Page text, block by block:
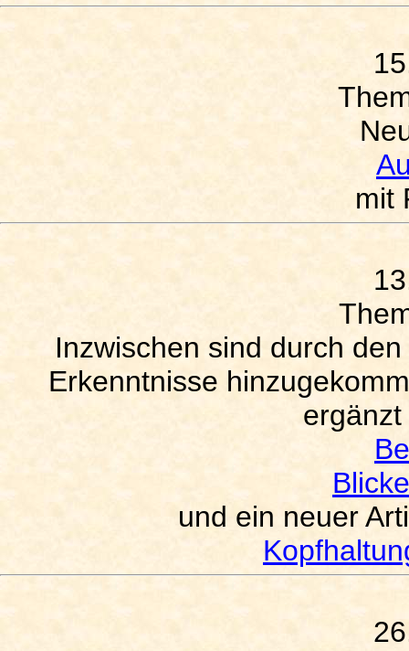
mit
Inzwischen sind durch
Erkenntnisse
und ein neuer